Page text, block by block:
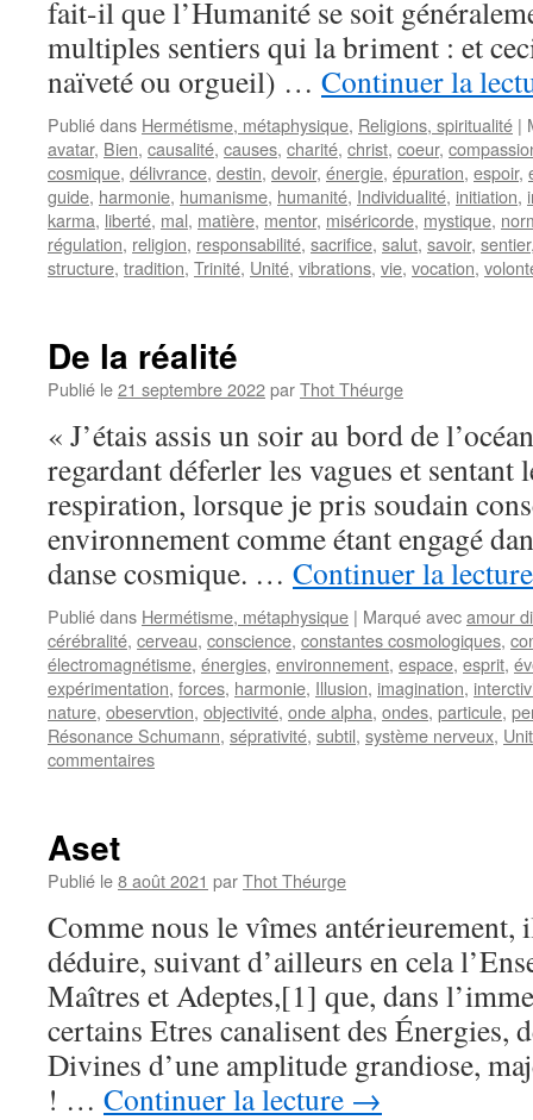
fait-il que l’Humanité se soit
multiples sentiers qui la briment : et
naïveté ou orgueil) … Continuer la
Publié dans Hermétisme, métaphysique, Religions, spiritualité |
avatar, Bien, causalité, causes, charité, christ, coeur,
cosmique, délivrance, destin, devoir, énergie, épuration, espoir,
guide, harmonie, humanisme, humanité, Individualité, initiation,
karma, liberté, mal, matière, mentor, miséricorde, mystique,
régulation, religion, responsabilité, sacrifice, salut, savoir, sentier
structure, tradition, Trinité, Unité, vibrations, vie, vocation,
De la réalité
Publié le21 septembre 2022parThot Théurge
« J’étais assis un soir au bord de
regardant déferler les vagues et sentant
respiration, lorsque je pris soudain
environnement comme étant engagé
danse cosmique. … Continuer la
Publié dans Hermétisme, métaphysique | Marqué avecamour
cérébralité, cerveau, conscience, constantes cosmologiques,
électromagnétisme, énergies, environnement, espace, esprit,
expérimentation, forces, harmonie, Illusion, imagination,
nature, obeservtion, objectivité, onde alpha, ondes, particule,
Résonance Schumann, séprativité, subtil, système nerveux,
commentaires
Aset
Publié le8 août 2021 parThot Théurge
Comme nous le vîmes antérieurement,
déduire, suivant d’ailleurs en cela
Maîtres et Adeptes,[1] que, dans
certains Etres canalisent des Énergies,
Divines d’une amplitude grandiose,
! … Continuer la lecture →